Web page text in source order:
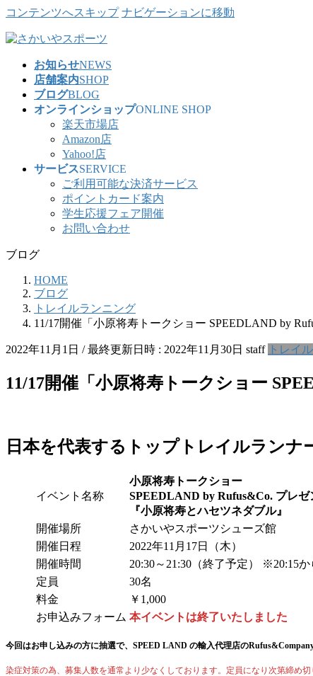
コンテンツへスキップ ナビゲーションに移動
お知らせNEWS
店舗案内SHOP
ブログBLOG
オンラインショップONLINE SHOP
楽天市場店
Amazon店
Yahoo!店
サービスSERVICE
ご利用可能な決済サービス
ポイントカード案内
学生応援フェア開催
お問い合わせ
ブログ
HOME
ブログ
トレイルランニング
11/17開催「小原将寿トークショー SPEEDLAND by
2022年11月1日 / 最終更新日時 : 2022年11月30日 staff トレイ
11/17開催「小原将寿トークショー
日本を代表するトップトレイルランナ
イベント名称
小原将寿トークショー
SPEEDLAND by Rufus&Co. プレゼ
『小原将寿とハセツネダブル』
開催場所
さかいやスポーツシューズ館
開催日程
2022年11月17日（木）
開催時間
20:30～21:30（終了予定） ※20:15
定員
30名
料金
￥1,000
お申込みフォーム 本イベントは終了いたしました
今回はお申し込みの方に抽選で、SPEED LAND の輸入代理店の
染症対策の為、募集人数を通常より少なくしております。定員になり次第締め